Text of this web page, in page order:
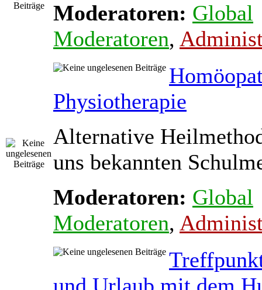
Moderatoren: Global
Moderatoren,
Physiotherapie
Alternative
uns bekannten
Moderatoren: Global
Moderatoren,